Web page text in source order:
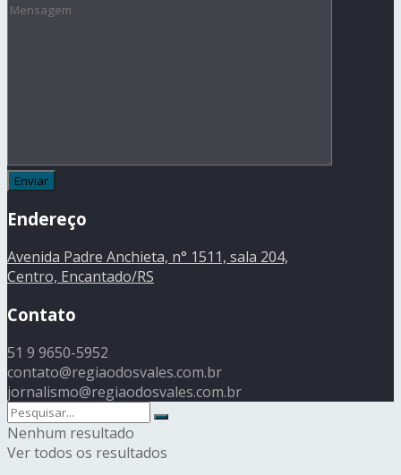
Endereço
Avenida Padre Anchieta, n° 1511, sala 204,
Centro, Encantado/RS
Contato
51 9 9650-5952
contato@regiaodosvales.com.br
jornalismo@regiaodosvales.com.br
Nenhum resultado
Ver todos os resultados